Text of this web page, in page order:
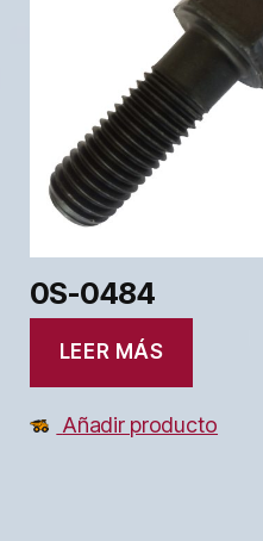
0S-0484
LEER MÁS
Añadir producto